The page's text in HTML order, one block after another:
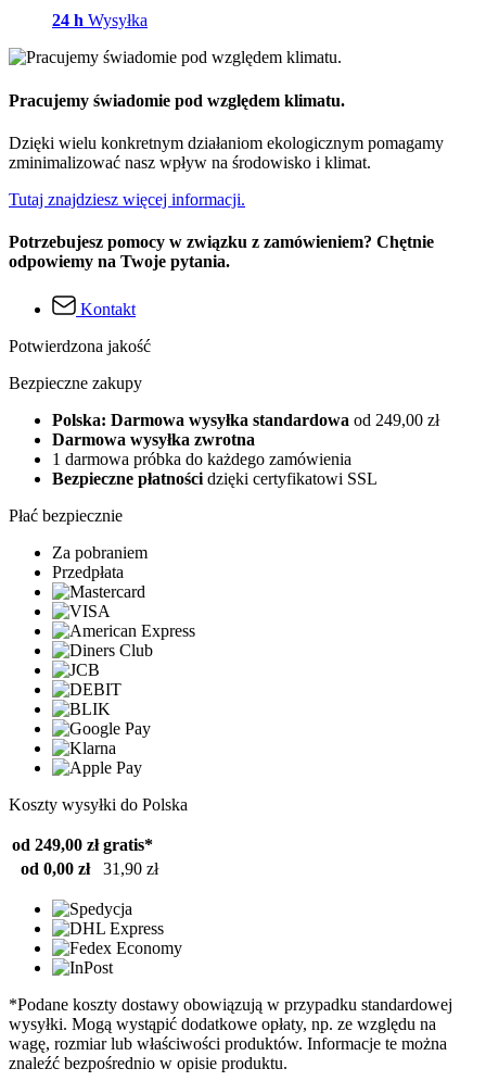
24 h Wysyłka
Pracujemy świadomie pod względem klimatu.
Dzięki wielu konkretnym działaniom ekologicznym pomagamy
zminimalizować nasz wpływ na środowisko i klimat.
Tutaj znajdziesz więcej informacji.
Potrzebujesz pomocy w związku z zamówieniem? Chętnie
odpowiemy na Twoje pytania.
Kontakt
Potwierdzona jakość
Bezpieczne zakupy
Polska: Darmowa wysyłka standardowa od 249,00 zł
Darmowa wysyłka zwrotna
1 darmowa próbka do każdego zamówienia
Bezpieczne płatności dzięki certyfikatowi SSL
Płać bezpiecznie
Za pobraniem
Przedpłata
Koszty wysyłki do Polska
od 249,00 zł gratis*
od 0,00 zł
31,90 zł
*Podane koszty dostawy obowiązują w przypadku standardowej
wysyłki. Mogą wystąpić dodatkowe opłaty, np. ze względu na
wagę, rozmiar lub właściwości produktów. Informacje te można
znaleźć bezpośrednio w opisie produktu.